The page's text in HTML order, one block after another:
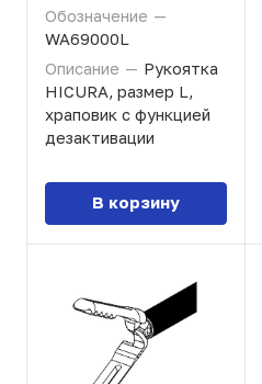
Обозначение —
WA69000L
Описание — Рукоятка
HICURA, размер L,
храповик с функцией
дезактивации
В корзину